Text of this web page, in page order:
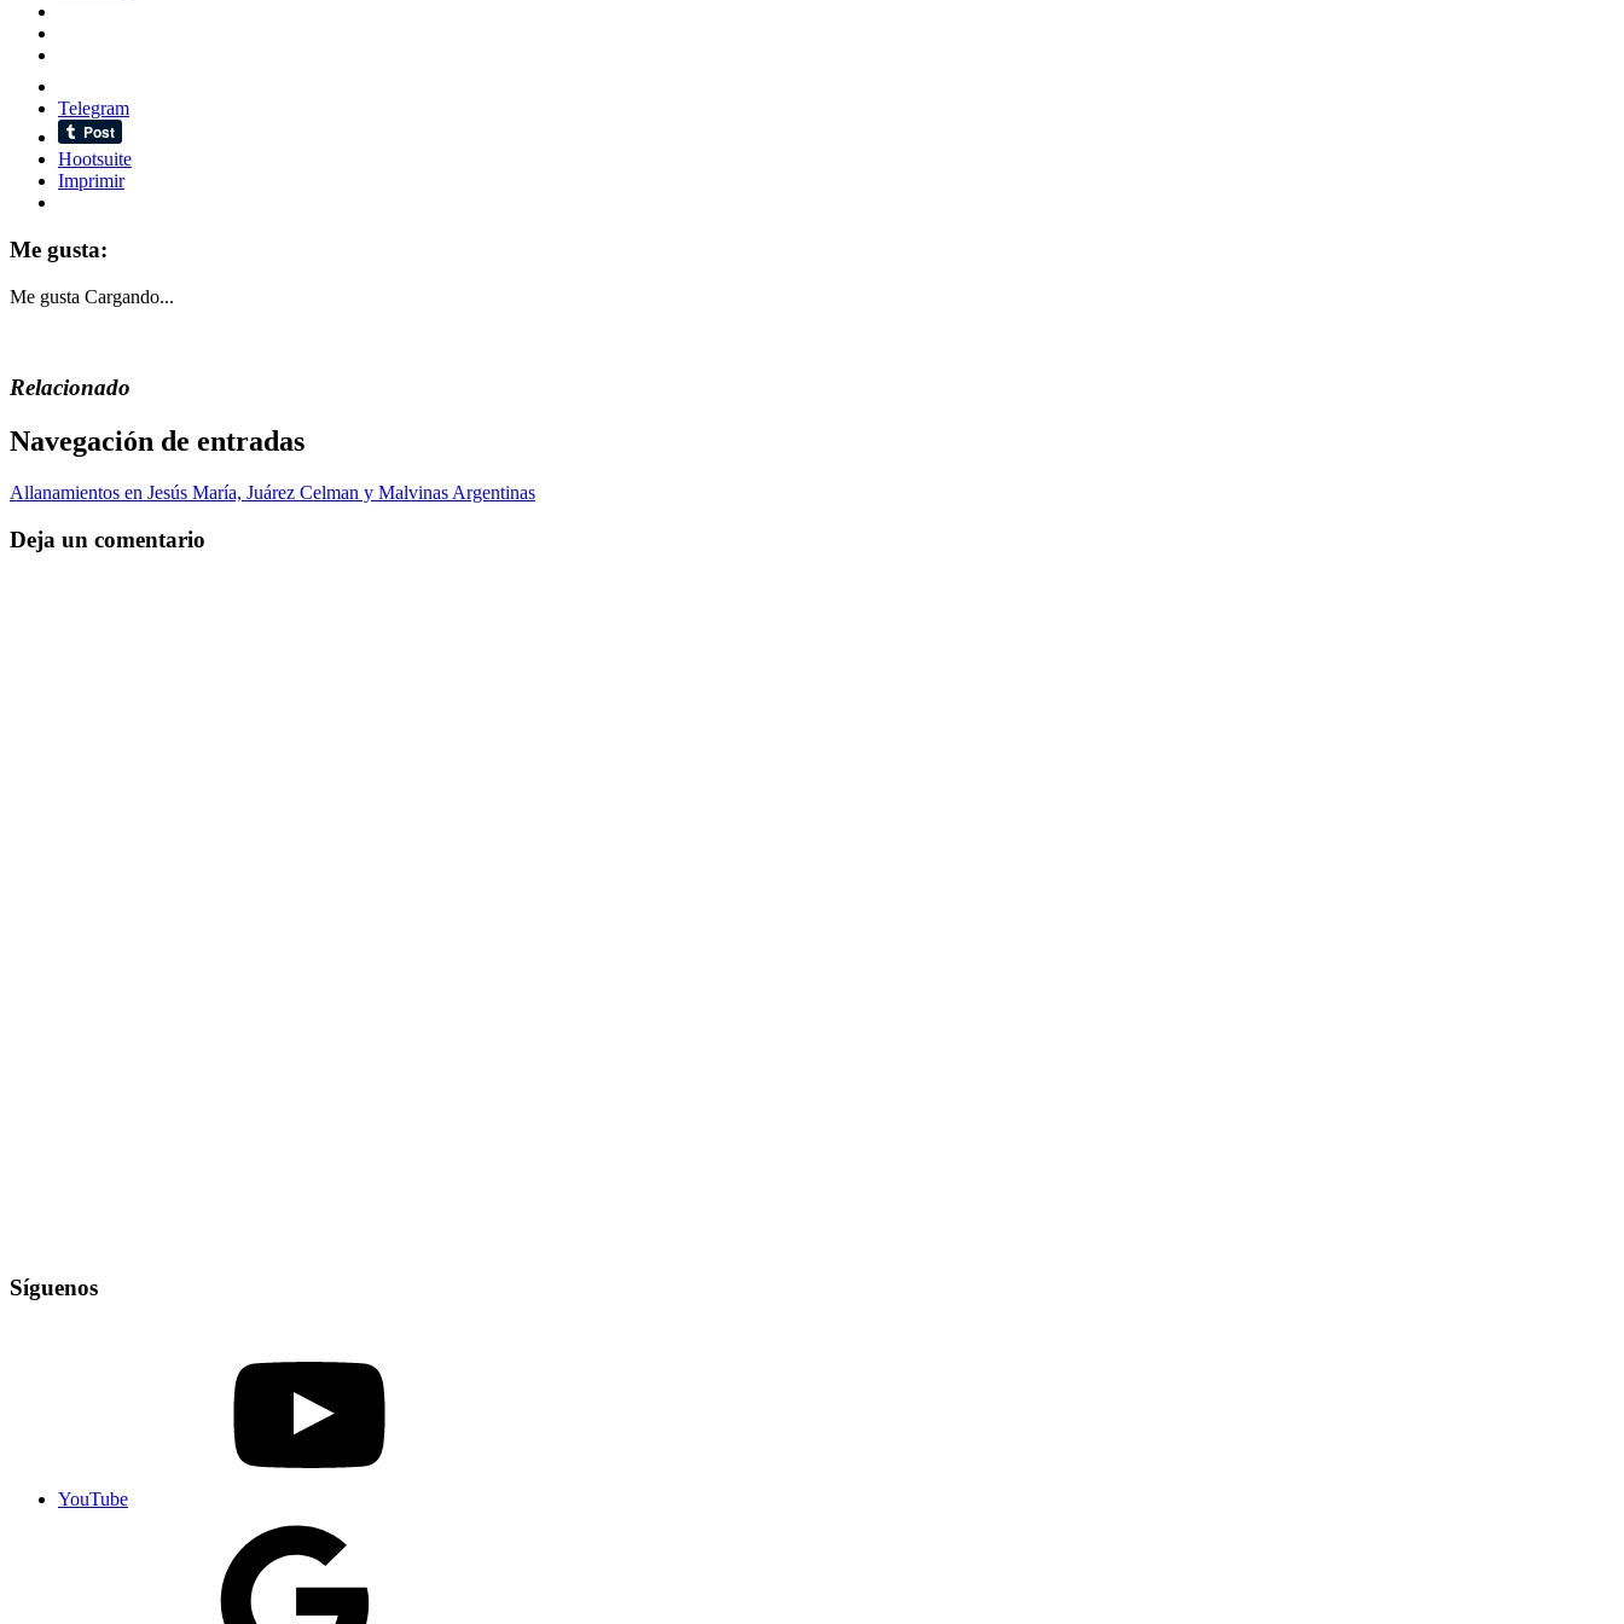
Telegram
Hootsuite
Imprimir
Me gusta:
Me gusta Cargando...
Relacionado
Navegación de entradas
Allanamientos en Jesús María, Juárez Celman y Malvinas Argentinas
Deja un comentario
Síguenos
YouTube